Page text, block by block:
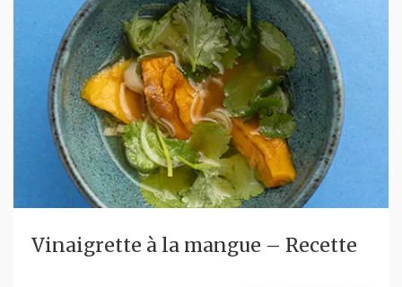
Vinaigrette à la mangue – Recette